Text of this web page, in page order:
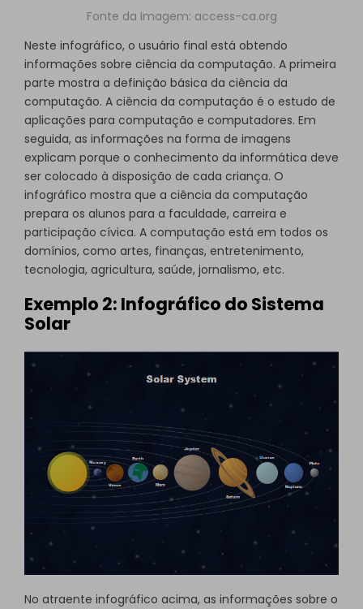
Fonte da Imagem: access-ca.org
Neste infográfico, o usuário final está obtendo
informações sobre ciência da computação. A primeira
parte mostra a definição básica da ciência da
computação. A ciência da computação é o estudo de
aplicações para computação e computadores. Em
seguida, as informações na forma de imagens
explicam porque o conhecimento da informática deve
ser colocado à disposição de cada criança. O
infográfico mostra que a ciência da computação
prepara os alunos para a faculdade, carreira e
participação cívica. A computação está em todos os
domínios, como artes, finanças, entretenimento,
tecnologia, agricultura, saúde, jornalismo, etc.
Exemplo 2: Infográfico do Sistema
Solar
No atraente infográfico acima, as informações sobre o